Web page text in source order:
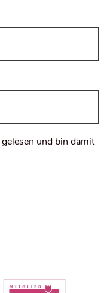
gelesen und bin damit